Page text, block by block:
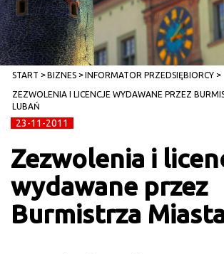
START BIZNES INFORMATOR PRZEDSIĘBIORCY
ZEZWOLENIA I LICENCJE WYDAWANE PRZEZ
LUBAŃ
23-11-2011
Zezwolenia i
wydawane przez
Burmistrza